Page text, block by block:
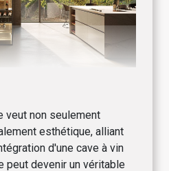
veut non seulement
esthétique, alliant
d'une cave à vin
peut devenir un véritable